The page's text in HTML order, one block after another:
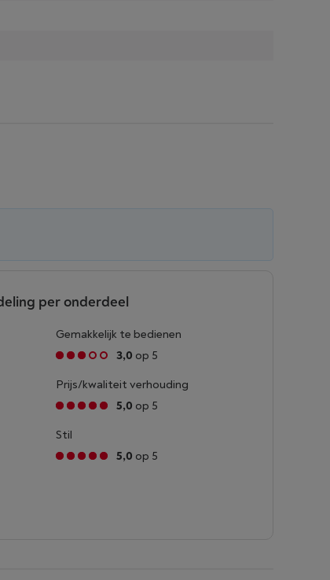
per onderdeel
Gemakkelijk te bedienen
3,0 op 5
Prijs/kwaliteit verhouding
5,0 op 5
Stil
5,0 op 5